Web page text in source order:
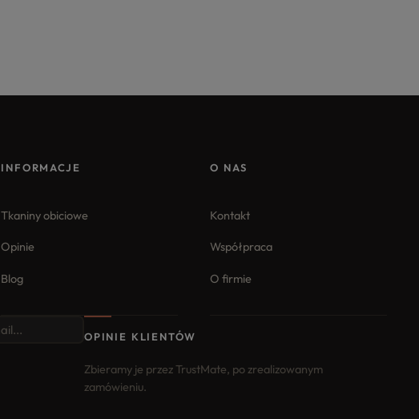
INFORMACJE
Tkaniny obiciowe
Opinie
Blog
O NAS
Kontakt
Współpraca
O firmie
OPINIE KLIENTÓW
Zbieramy je przez TrustMate, po zrealizowanym
zamówieniu.